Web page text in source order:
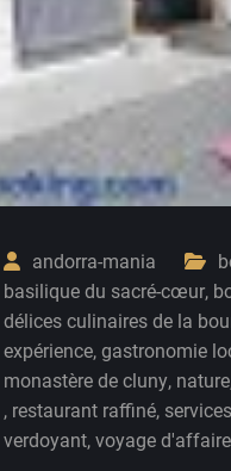
andorra-mania
basilique du sacré-cœur,
délices culinaires de la
expérience, gastronomie
monastère de cluny, nature
, restaurant raffiné,
verdoyant, voyage